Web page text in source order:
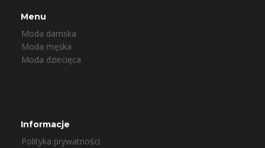
Menu
Moda damska
Moda męska
Moda dziecięca
Informacje
Polityka prywatności